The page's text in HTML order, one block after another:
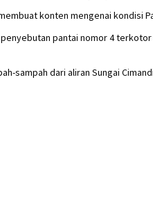
konten mengenai kondisi
pantai nomor 4
sampah dari aliran Sungai